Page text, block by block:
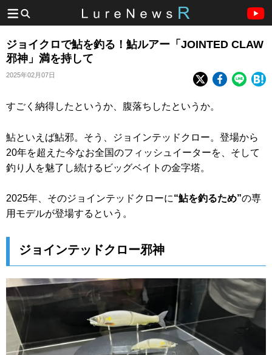
ジョイクロで鮎を釣る！鮎ルアー「JOINTED CLAW
邪神」満を持して
2025年02月07日
すごく納得したというか、腹落ちしたというか。
鮎といえば鮎邪。そう、ジョインテッドクロー。登場から
20年を超えた今なお全国のフィッシュイーターを、そして
釣り人を魅了し続けるビッグベイトの金字塔。
2025年、そのジョインテッドクローに“鮎を釣るため”の専
用モデルが登場するという。
ジョインテッドクロー邪神